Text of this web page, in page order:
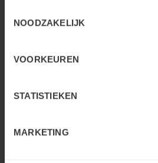
NOODZAKELIJK
VOORKEUREN
STATISTIEKEN
MARKETING